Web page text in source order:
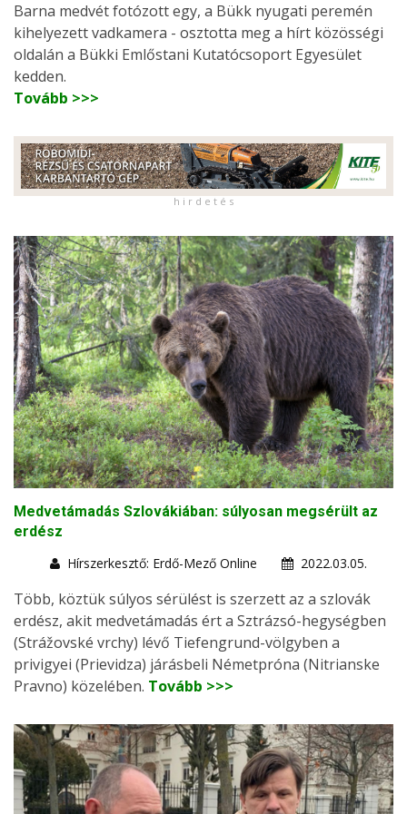
Barna medvét fotózott egy, a Bükk nyugati peremén
kihelyezett vadkamera - osztotta meg a hírt közösségi
oldalán a Bükki Emlőstani Kutatócsoport Egyesület
kedden.
Tovább >>>
h i r d e t é s
Medvetámadás Szlovákiában: súlyosan megsérült az
erdész
Hírszerkesztő: Erdő-Mező Online
2022.03.05.
Több, köztük súlyos sérülést is szerzett az a szlovák
erdész, akit medvetámadás ért a Sztrázsó-hegységben
(Strážovské vrchy) lévő Tiefengrund-völgyben a
privigyei (Prievidza) járásbeli Németpróna (Nitrianske
Pravno) közelében. Tovább >>>